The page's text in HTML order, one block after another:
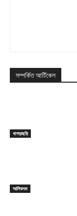
সম্পর্কিত আর্টিকেল
খাগড়াছড়ি
আলিকদম